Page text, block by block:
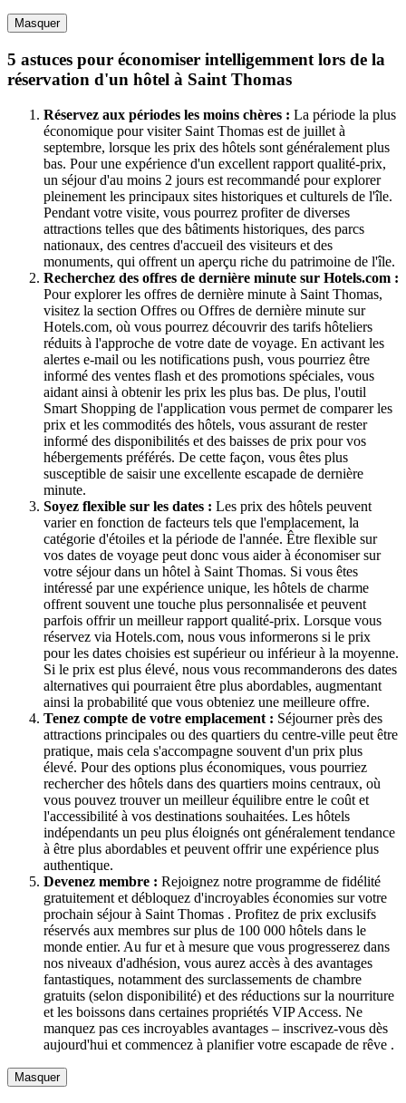
Masquer
5 astuces pour économiser intelligemment lors de la
réservation d'un hôtel à Saint Thomas
Réservez aux périodes les moins chères : La période la plus
économique pour visiter Saint Thomas est de juillet à
septembre, lorsque les prix des hôtels sont généralement plus
bas. Pour une expérience d'un excellent rapport qualité-prix,
un séjour d'au moins 2 jours est recommandé pour explorer
pleinement les principaux sites historiques et culturels de l'île.
Pendant votre visite, vous pourrez profiter de diverses
attractions telles que des bâtiments historiques, des parcs
nationaux, des centres d'accueil des visiteurs et des
monuments, qui offrent un aperçu riche du patrimoine de l'île.
Recherchez des offres de dernière minute sur Hotels.com :
Pour explorer les offres de dernière minute à Saint Thomas,
visitez la section Offres ou Offres de dernière minute sur
Hotels.com, où vous pourrez découvrir des tarifs hôteliers
réduits à l'approche de votre date de voyage. En activant les
alertes e-mail ou les notifications push, vous pourriez être
informé des ventes flash et des promotions spéciales, vous
aidant ainsi à obtenir les prix les plus bas. De plus, l'outil
Smart Shopping de l'application vous permet de comparer les
prix et les commodités des hôtels, vous assurant de rester
informé des disponibilités et des baisses de prix pour vos
hébergements préférés. De cette façon, vous êtes plus
susceptible de saisir une excellente escapade de dernière
minute.
Soyez flexible sur les dates : Les prix des hôtels peuvent
varier en fonction de facteurs tels que l'emplacement, la
catégorie d'étoiles et la période de l'année. Être flexible sur
vos dates de voyage peut donc vous aider à économiser sur
votre séjour dans un hôtel à Saint Thomas. Si vous êtes
intéressé par une expérience unique, les hôtels de charme
offrent souvent une touche plus personnalisée et peuvent
parfois offrir un meilleur rapport qualité-prix. Lorsque vous
réservez via Hotels.com, nous vous informerons si le prix
pour les dates choisies est supérieur ou inférieur à la moyenne.
Si le prix est plus élevé, nous vous recommanderons des dates
alternatives qui pourraient être plus abordables, augmentant
ainsi la probabilité que vous obteniez une meilleure offre.
Tenez compte de votre emplacement : Séjourner près des
attractions principales ou des quartiers du centre-ville peut être
pratique, mais cela s'accompagne souvent d'un prix plus
élevé. Pour des options plus économiques, vous pourriez
rechercher des hôtels dans des quartiers moins centraux, où
vous pouvez trouver un meilleur équilibre entre le coût et
l'accessibilité à vos destinations souhaitées. Les hôtels
indépendants un peu plus éloignés ont généralement tendance
à être plus abordables et peuvent offrir une expérience plus
authentique.
Devenez membre : Rejoignez notre programme de fidélité
gratuitement et débloquez d'incroyables économies sur votre
prochain séjour à Saint Thomas . Profitez de prix exclusifs
réservés aux membres sur plus de 100 000 hôtels dans le
monde entier. Au fur et à mesure que vous progresserez dans
nos niveaux d'adhésion, vous aurez accès à des avantages
fantastiques, notamment des surclassements de chambre
gratuits (selon disponibilité) et des réductions sur la nourriture
et les boissons dans certaines propriétés VIP Access. Ne
manquez pas ces incroyables avantages – inscrivez-vous dès
aujourd'hui et commencez à planifier votre escapade de rêve .
Masquer